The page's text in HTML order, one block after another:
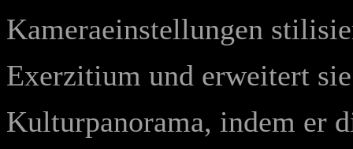
Kameraeinstellungen
Exerzitium und erweitert
Kulturpanorama, indem er